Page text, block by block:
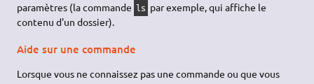
paramètres (la commande ls par exemple, qui affiche le
contenu d'un dossier).
Aide sur une commande
Lorsque vous ne connaissez pas une commande ou que vous